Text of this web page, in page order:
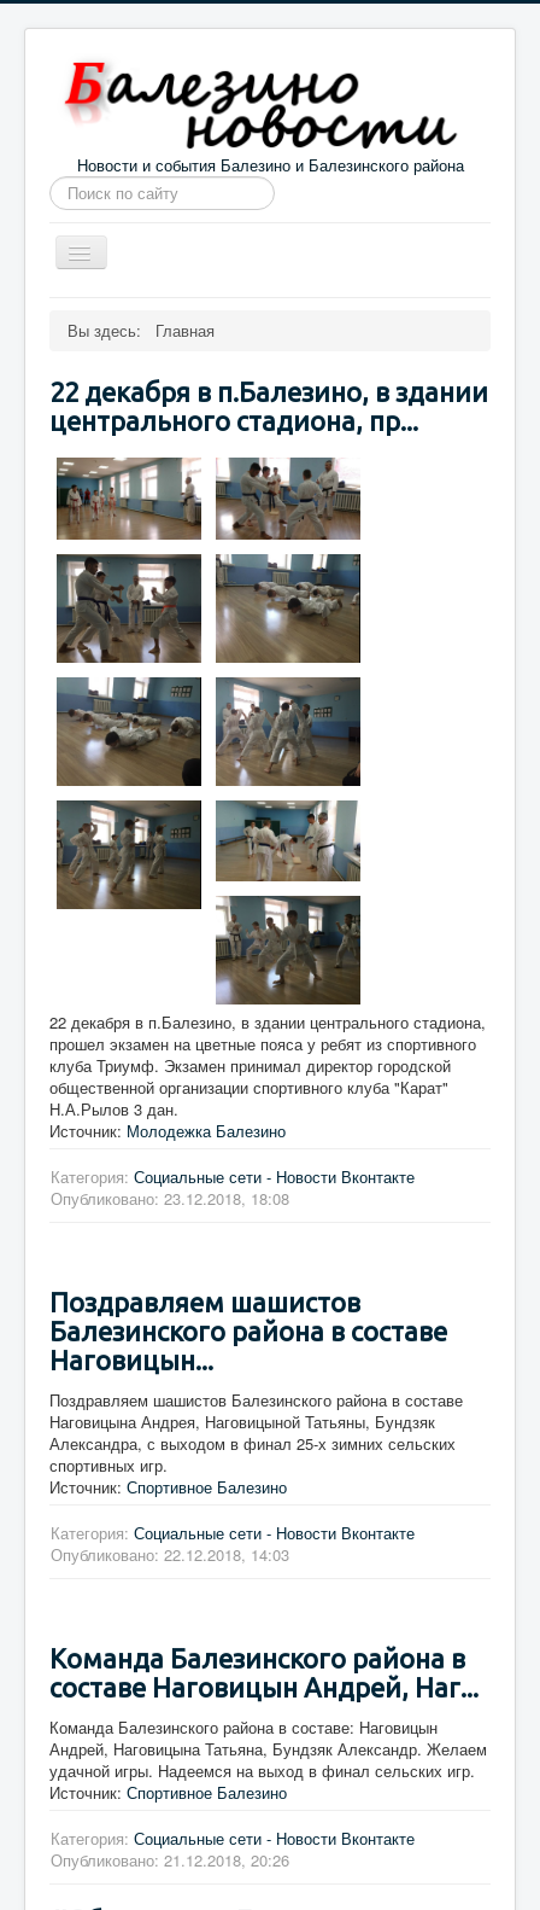
Новости и события Балезино и Балезинского района
Искать...
Toggle
Navigation
Вы здесь: Главная
22 декабря в п.Балезино, в здании
центрального стадиона, пр...
22 декабря в п.Балезино, в здании центрального стадиона,
прошел экзамен на цветные пояса у ребят из спортивного
клуба Триумф. Экзамен принимал директор городской
общественной организации спортивного клуба "Карат"
Н.А.Рылов 3 дан.
Источник: Молодежка Балезино
Категория: Социальные сети - Новости Вконтакте
Опубликовано: 23.12.2018, 18:08
Поздравляем шашистов
Балезинского района в составе
Наговицын...
Поздравляем шашистов Балезинского района в составе
Наговицына Андрея, Наговицыной Татьяны, Бундзяк
Александра, с выходом в финал 25-х зимних сельских
спортивных игр.
Источник: Спортивное Балезино
Категория: Социальные сети - Новости Вконтакте
Опубликовано: 22.12.2018, 14:03
Команда Балезинского района в
составе Наговицын Андрей, Наг...
Команда Балезинского района в составе: Наговицын
Андрей, Наговицына Татьяна, Бундзяк Александр. Желаем
удачной игры. Надеемся на выход в финал сельских игр.
Источник: Спортивное Балезино
Категория: Социальные сети - Новости Вконтакте
Опубликовано: 21.12.2018, 20:26